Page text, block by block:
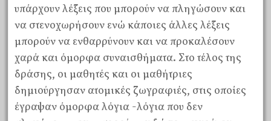
υπάρχουν λέξεις που μπορούν να πληγώσουν και
να στενοχωρήσουν ενώ κάποιες άλλες λέξεις
μπορούν να ενθαρρύνουν και να προκαλέσουν
χαρά και όμορφα συναισθήματα. Στο τέλος της
δράσης, οι μαθητές και οι μαθήτριες
δημιούργησαν ατομικές ζωγραφιές, στις οποίες
έγραψαν όμορφα λόγια -λόγια που δεν